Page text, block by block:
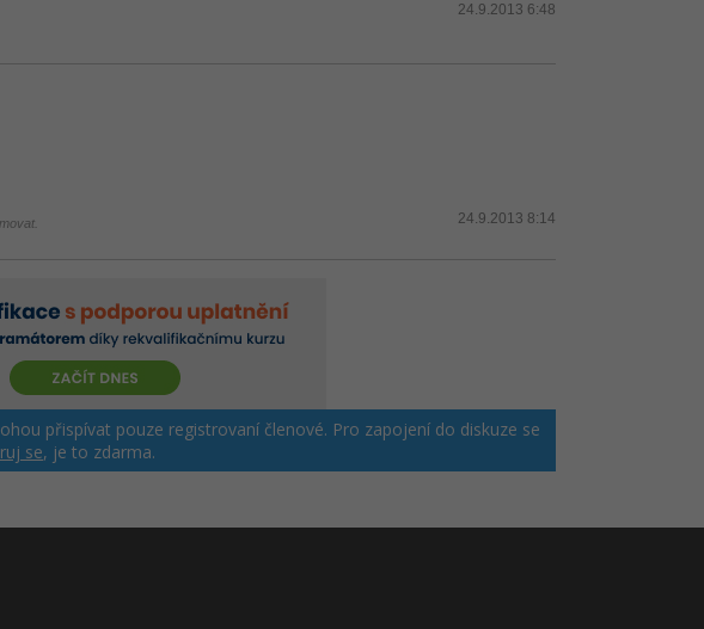
24.9.2013 6:48
24.9.2013 8:14
přispívat pouze registrovaní členové. Pro zapojení do diskuze se
se, je to zdarma.